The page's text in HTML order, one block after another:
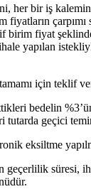
her bir iş
fiyatların
birim fiyat
yapılan
için teklif
bedelin
tutarda geçici
eksiltme
geçerlilik süresi,